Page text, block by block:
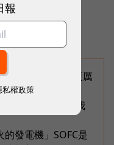
蔡篤昌：還會有更厲
搬上樓？
援金通過了嗎？我
發電機」SOFC是
報
私權政策